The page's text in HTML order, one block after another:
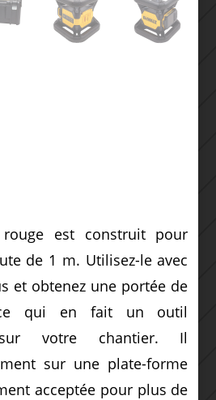
est construit pour
de 1 m. Utilisez-le avec
et obtenez une portée de
qui en fait un outil
sur votre chantier. Il
sur une plate-forme
acceptée pour plus de